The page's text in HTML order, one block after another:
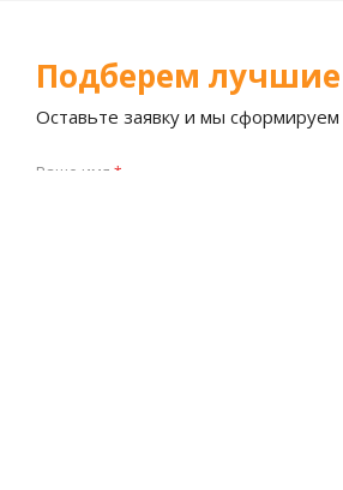
Подберем
Оставьте заявку и мы
Ваше имя *